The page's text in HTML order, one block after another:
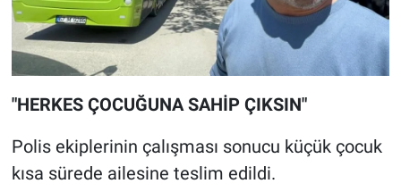
"HERKES ÇOCUĞUNA SAHİP ÇIKSIN"
Polis ekiplerinin çalışması sonucu küçük çocuk
kısa sürede ailesine teslim edildi.